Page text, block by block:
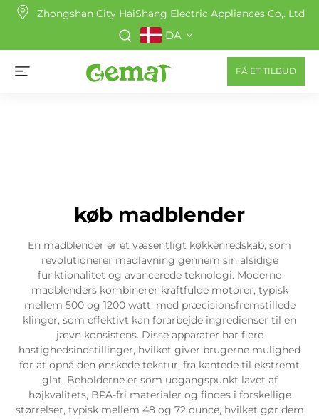
Zhongshan City HaiShang Electric Appliances Co,. Ltd
DA
FÅ ET TILBUD
køb madblender
En madblender er et væsentligt køkkenredskab, som
revolutionerer madlavning gennem sin alsidige
funktionalitet og avancerede teknologi. Moderne
madblenders kombinerer kraftfulde motorer, typisk
mellem 500 og 1200 watt, med præcisionsfremstillede
klinger, som effektivt kan forarbejde ingredienser til en
jævn konsistens. Disse apparater har flere
hastighedsindstillinger, hvilket giver brugerne mulighed
for at opnå den ønskede tekstur, fra kantede til ekstremt
glat. Beholderne er som udgangspunkt lavet af
højkvalitets, BPA-fri materialer og findes i forskellige
størrelser, typisk mellem 48 og 72 ounce, hvilket gør dem